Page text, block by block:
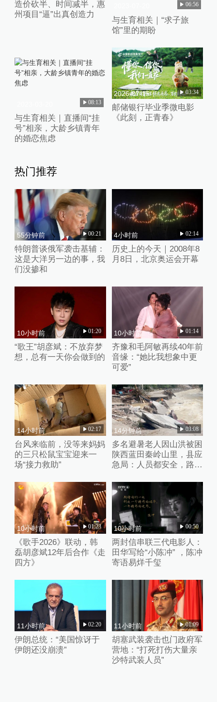
造价砍半、时间减半，惠
州项目“逼”出真创造力
06:56
与生育相关｜“求子旅
馆”里的期盼
08:13
与生育相关｜直播间“挂
号”相亲，大龄乡镇青年
的婚恋焦虑
2026-07-15 03:34
邮储银行毕业季微电影
《此刻，正青春》
热门推荐
55分钟前 00:21
特朗普谈俄军袭击基辅：
这是大洋另一边的事，我
们没掺和
4小时前 02:14
历史上的今天｜2008年8
月8日，北京奥运会开幕
10小时前 01:20
“歌王”胡彦斌：不放弃梦
想，总有一天你会做到的
10小时前 01:14
齐豫和毛阿敏再续40年前
音缘：“她比我想象中更
可爱”
14小时前 02:17
台风来临前，没等来妈妈
的三只松鼠宝宝迎来一
场“接力救助”
14分钟前 03:08
多名避暑老人因山洪被困
陕西蓝田秦岭山里，县应
急局：人员都安全，路暂
10小时前 01:23
《歌手2026》联动，韩
磊胡彦斌12年后合作《走
四方》
10小时前 00:50
两封信串联三代电影人：
田华写给“小陈冲” ，陈冲
寄语易烊千玺
11小时前 02:20
伊朗总统：“美国惊讶于
伊朗还没崩溃”
11小时前 01:09
胡塞武装袭击也门政府军
营地：“打死打伤大量亲
沙特武装人员”